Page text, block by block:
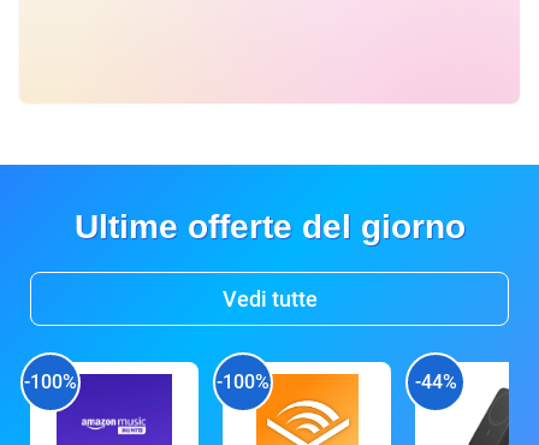
Ultime offerte del giorno
Vedi tutte
-100% -100% -44%